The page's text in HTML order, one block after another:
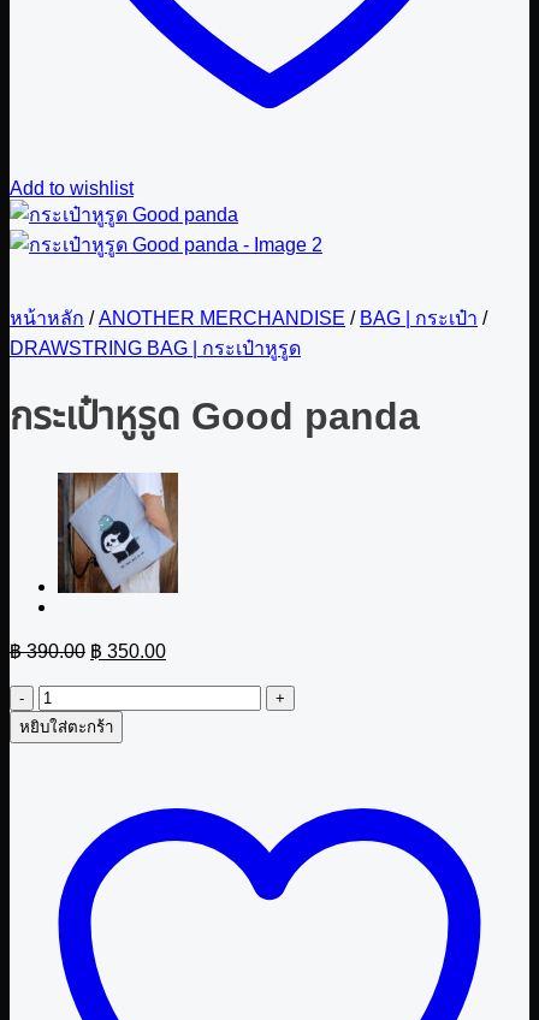
Add to wishlist
หน้าหลัก / ANOTHER MERCHANDISE / BAG | กระเป๋า /
DRAWSTRING BAG | กระเป๋าหูรูด
กระเป๋าหูรูด Good panda
฿390.00 Original
price
was:
฿ 390.00.
฿ 350.00Current
price
is:
฿ 350.00.
จำนวน
กระเป๋า
หยิบใส่ตะกร้า